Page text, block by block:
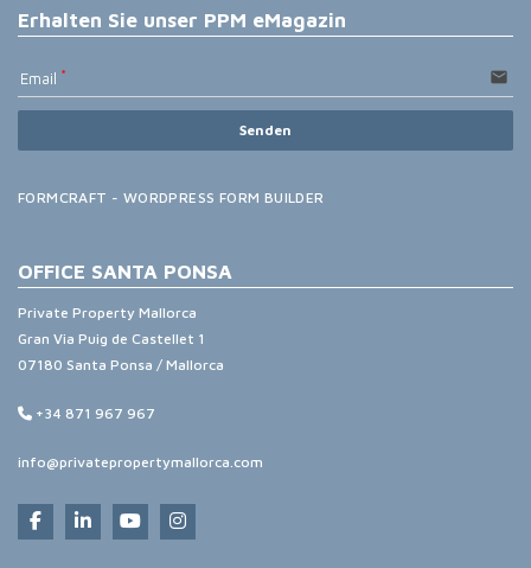
Erhalten Sie unser PPM eMagazin
Email email
Senden
FORMCRAFT - WORDPRESS FORM BUILDER
OFFICE SANTA PONSA
Private Property Mallorca
Gran Via Puig de Castellet 1
07180 Santa Ponsa / Mallorca
+34 871 967 967
info@privatepropertymallorca.com